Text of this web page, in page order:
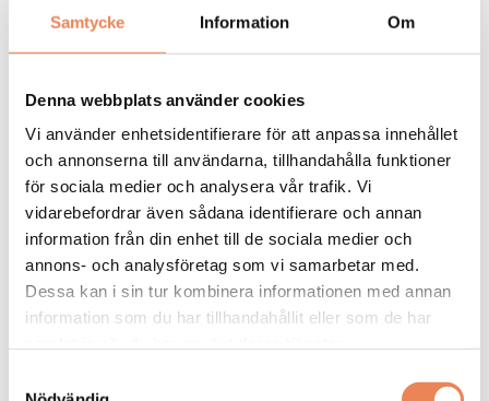
Samtycke Information Om
Denna webbplats använder cookies
Vi använder enhetsidentifierare för att anpassa innehållet
och annonserna till användarna, tillhandahålla funktioner
för sociala medier och analysera vår trafik. Vi
vidarebefordrar även sådana identifierare och annan
information från din enhet till de sociala medier och
annons- och analysföretag som vi samarbetar med.
Dessa kan i sin tur kombinera informationen med annan
information som du har tillhandahållit eller som de har
som vann pris i Campers’ Choice 2026, där gästerna
själva har röstat fram sina favoriter. Besöksliv
Erica Hammarlund, vd på Hultsfred
Strandcamping:
Har ni märkt av några nya förväntningar från
gästerna?
– Från att vi tog över campingen för sju år sedan
har frågan om att kunna ladda sin bil blivit större.
För två år sedan satte vi upp nya laddstolpar för att
bemöta efterfrågan.
Vad är era utmaningar som campingplats?